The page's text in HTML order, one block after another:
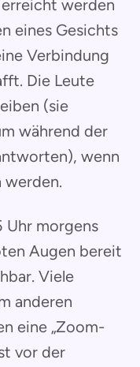
werden
eines Gesichts
Verbindung
Die Leute
(sie
während der
wenn
werden.
Uhr morgens
Augen bereit
Viele
anderen
eine „Zoom-
vor der